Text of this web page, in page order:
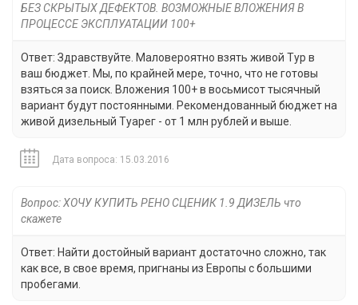
БЕЗ СКРЫТЫХ ДЕФЕКТОВ. ВОЗМОЖНЫЕ ВЛОЖЕНИЯ В
ПРОЦЕССЕ ЭКСПЛУАТАЦИИ 100+
Ответ: Здравствуйте. Маловероятно взять живой Тур в
ваш бюджет. Мы, по крайней мере, точно, что не готовы
взяться за поиск. Вложения 100+ в восьмисот тысячный
вариант будут постоянными. Рекомендованный бюджет на
живой дизельный Туарег - от 1 млн рублей и выше.
Дата вопроса: 15.03.2016
Вопрос: ХОЧУ КУПИТЬ РЕНО СЦЕНИК 1.9 ДИЗЕЛЬ что
скажете
Ответ: Найти достойный вариант достаточно сложно, так
как все, в свое время, пригнаны из Европы с большими
пробегами.